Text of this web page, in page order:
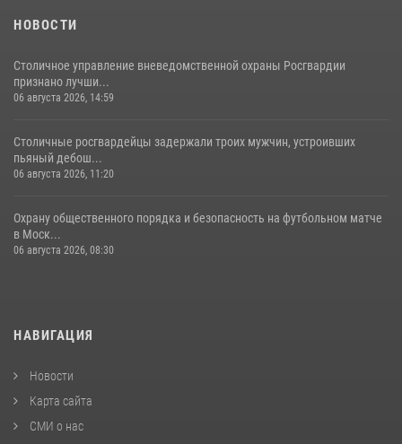
НОВОСТИ
Столичное управление вневедомственной охраны Росгвардии
признано лучши...
06 августа 2026, 14:59
Столичные росгвардейцы задержали троих мужчин, устроивших
пьяный дебош...
06 августа 2026, 11:20
Охрану общественного порядка и безопасность на футбольном матче
в Моск...
06 августа 2026, 08:30
НАВИГАЦИЯ
Новости
Карта сайта
СМИ о нас